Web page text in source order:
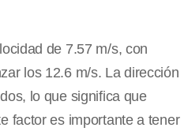
de 7.57 m/s, con
los 12.6 m/s. La dirección
lo que significa que
factor es importante a tener